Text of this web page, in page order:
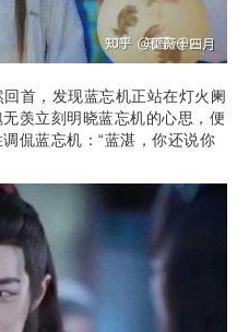
首，发现蓝忘机正站在灯火阑
羡立刻明晓蓝忘机的心思，便
侃蓝忘机：“蓝湛，你还说你